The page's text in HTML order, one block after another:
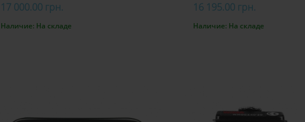
17 000.00 грн.
В корзину
Наличие: На складе
16 195.00 грн.
В корзину
Наличие: На складе